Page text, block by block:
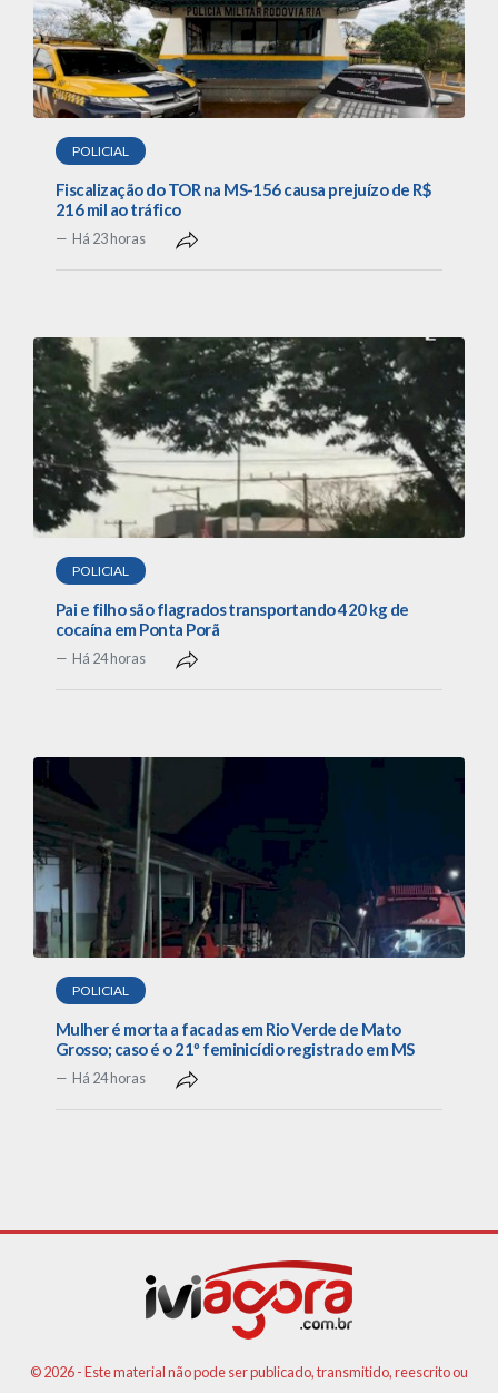
POLICIAL
Fiscalização do TOR na MS-156 causa prejuízo de R$
216 mil ao tráfico
Há 23 horas
POLICIAL
Pai e filho são flagrados transportando 420 kg de
cocaína em Ponta Porã
Há 24 horas
POLICIAL
Mulher é morta a facadas em Rio Verde de Mato
Grosso; caso é o 21º feminicídio registrado em MS
Há 24 horas
© 2026 - Este material não pode ser publicado, transmitido, reescrito ou